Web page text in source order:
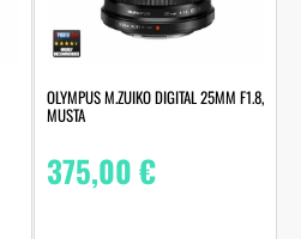
OLYMPUS M.ZUIKO DIGITAL 25MM F1.8,
MUSTA
375,00€